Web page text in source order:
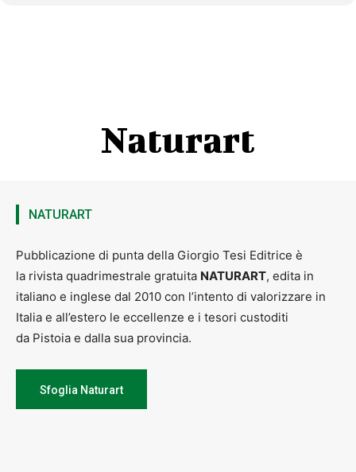
Naturart
NATURART
Pubblicazione di punta della Giorgio Tesi Editrice è
la rivista quadrimestrale gratuita NATURART, edita in
italiano e inglese dal 2010 con l’intento di valorizzare in
Italia e all’estero le eccellenze e i tesori custoditi
da Pistoia e dalla sua provincia.
Sfoglia Naturart